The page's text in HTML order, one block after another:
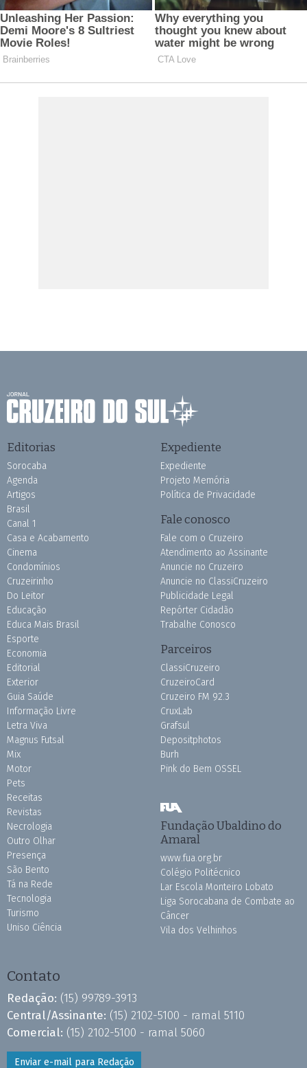
Editorias
Sorocaba
Agenda
Artigos
Brasil
Canal 1
Casa e Acabamento
Cinema
Condomínios
Cruzeirinho
Do Leitor
Educação
Educa Mais Brasil
Esporte
Economia
Editorial
Exterior
Guia Saúde
Informação Livre
Letra Viva
Magnus Futsal
Mix
Motor
Pets
Receitas
Revistas
Necrologia
Outro Olhar
Presença
São Bento
Tá na Rede
Tecnologia
Turismo
Uniso Ciência
Expediente
Expediente
Projeto Memória
Política de Privacidade
Fale conosco
Fale com o Cruzeiro
Atendimento ao Assinante
Anuncie no Cruzeiro
Anuncie no ClassiCruzeiro
Publicidade Legal
Repórter Cidadão
Trabalhe Conosco
Parceiros
ClassiCruzeiro
CruzeiroCard
Cruzeiro FM 92.3
CruxLab
Grafsul
Depositphotos
Burh
Pink do Bem OSSEL
Fundação Ubaldino do
Amaral
www.fua.org.br
Colégio Politécnico
Lar Escola Monteiro Lobato
Liga Sorocabana de Combate ao
Câncer
Vila dos Velhinhos
Contato
Redação: (15) 99789-3913
Central/Assinante: (15) 2102-5100 - ramal 5110
Comercial: (15) 2102-5100 - ramal 5060
Enviar e-mail para Redação